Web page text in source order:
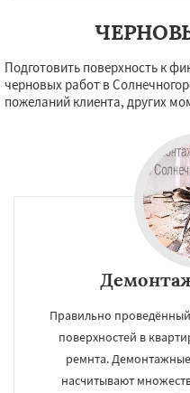
Загорянский Запрудная
Ильинский Красково
Лесной Городок Лопатино
Малаховка Менделеевск
Подготовить поверхность к
черновых работ в
пожеланий клиента, других
Правильно
поверхностей в
ремнта.
насчитывают